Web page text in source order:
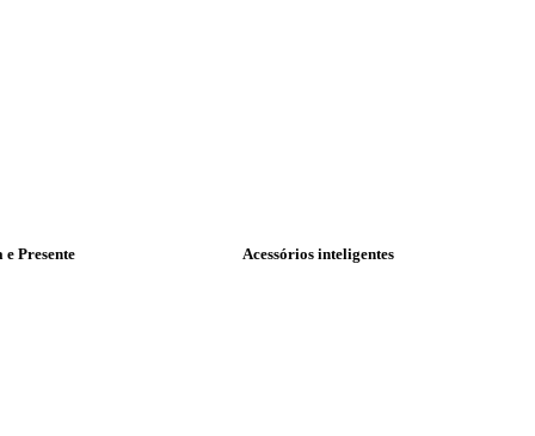
Presente Acessórios inteligentes